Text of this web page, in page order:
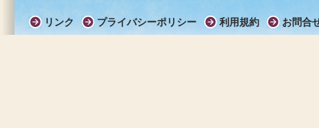
リンク プライバシーポリシー 利用規約 お問合